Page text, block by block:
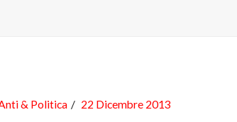
& Politica 22 Dicembre 2013